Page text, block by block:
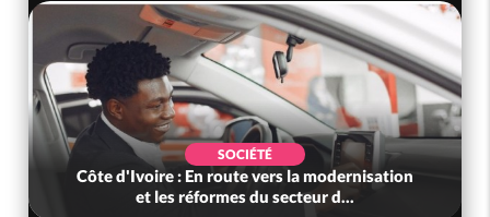
SOCIÉTÉ
Côte d'Ivoire : En route vers la modernisation
et les réformes du secteur d...